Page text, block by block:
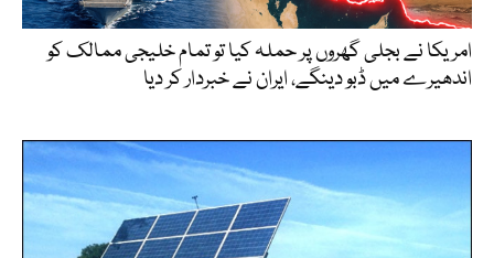
امریکا نے بجلی گھروں پر حملہ کیا تو تمام خلیجی ممالک کو
اندھیرے میں ڈبو دینگے، ایران نے خبردار کر دیا